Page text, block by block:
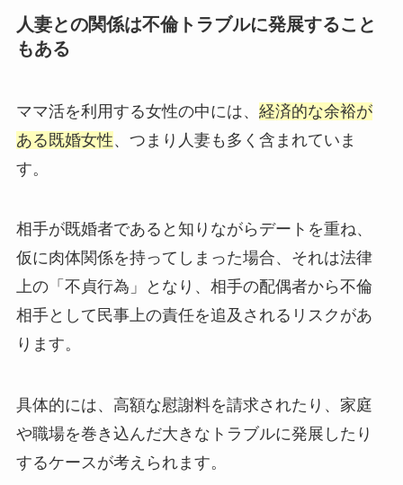
人妻との関係は不倫トラブルに発展すること
もある
ママ活を利用する女性の中には、 経済的な余裕が
ある既婚女性、つまり人妻も多く含まれていま
す。
相手が既婚者であると知りながらデートを重ね、
仮に肉体関係を持ってしまった場合、それは法律
上の「不貞行為」となり、相手の配偶者から不倫
相手として民事上の責任を追及されるリスクがあ
ります。
具体的には、高額な慰謝料を請求されたり、家庭
や職場を巻き込んだ大きなトラブルに発展したり
するケースが考えられます。